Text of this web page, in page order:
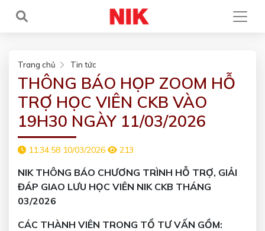
Trang chủ Tin tức
THÔNG BÁO HỌP ZOOM HỖ
TRỢ HỌC VIÊN CKB VÀO
19H30 NGÀY 11/03/2026
11:34:58 10/03/2026 213
NIK THÔNG BÁO CHƯƠNG TRÌNH HỖ TRỢ, GIẢI
ĐÁP GIAO LƯU HỌC VIÊN NIK CKB THÁNG
03/2026
CÁC THÀNH VIÊN TRONG TỔ TƯ VẤN GỒM: